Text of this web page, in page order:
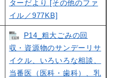
ターだより [その他のファ
イル／977KB]
P14_粗大ごみの回
収・資源物のサンデーリサ
イクル、いろいろな相談、
当番医（医科・歯科）、乳